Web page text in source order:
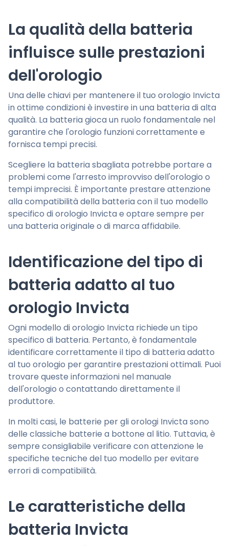
La qualità della batteria
influisce sulle prestazioni
dell'orologio
Una delle chiavi per mantenere il tuo orologio Invicta
in ottime condizioni è investire in una batteria di alta
qualità. La batteria gioca un ruolo fondamentale nel
garantire che l'orologio funzioni correttamente e
fornisca tempi precisi.
Scegliere la batteria sbagliata potrebbe portare a
problemi come l'arresto improvviso dell'orologio o
tempi imprecisi. È importante prestare attenzione
alla compatibilità della batteria con il tuo modello
specifico di orologio Invicta e optare sempre per
una batteria originale o di marca affidabile.
Identificazione del tipo di
batteria adatto al tuo
orologio Invicta
Ogni modello di orologio Invicta richiede un tipo
specifico di batteria. Pertanto, è fondamentale
identificare correttamente il tipo di batteria adatto
al tuo orologio per garantire prestazioni ottimali. Puoi
trovare queste informazioni nel manuale
dell'orologio o contattando direttamente il
produttore.
In molti casi, le batterie per gli orologi Invicta sono
delle classiche batterie a bottone al litio. Tuttavia, è
sempre consigliabile verificare con attenzione le
specifiche tecniche del tuo modello per evitare
errori di compatibilità.
Le caratteristiche della
batteria Invicta